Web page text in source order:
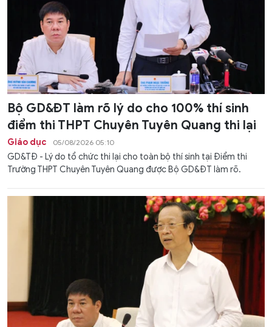
Bộ GD&ĐT làm rõ lý do cho 100% thí sinh
điểm thi THPT Chuyên Tuyên Quang thi lại
Giáo dục 05/08/2026 05:10
GD&TĐ - Lý do tổ chức thi lại cho toàn bộ thí sinh tại Điểm thi
Trường THPT Chuyên Tuyên Quang được Bộ GD&ĐT làm rõ.